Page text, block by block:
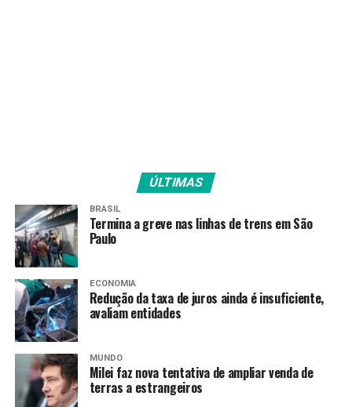
Amarildo Mota
ÚLTIMAS
BRASIL
Termina a greve nas linhas de trens em São
Paulo
ECONOMIA
Redução da taxa de juros ainda é insuficiente,
avaliam entidades
MUNDO
Milei faz nova tentativa de ampliar venda de
terras a estrangeiros